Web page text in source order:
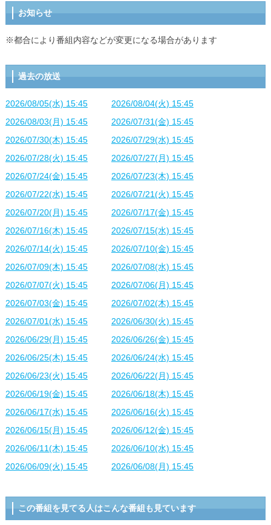
お知らせ
※都合により番組内容などが変更になる場合があります
過去の放送
2026/08/05(水) 15:45
2026/08/04(火) 15:45
2026/08/03(月) 15:45
2026/07/31(金) 15:45
2026/07/30(木) 15:45
2026/07/29(水) 15:45
2026/07/28(火) 15:45
2026/07/27(月) 15:45
2026/07/24(金) 15:45
2026/07/23(木) 15:45
2026/07/22(水) 15:45
2026/07/21(火) 15:45
2026/07/20(月) 15:45
2026/07/17(金) 15:45
2026/07/16(木) 15:45
2026/07/15(水) 15:45
2026/07/14(火) 15:45
2026/07/10(金) 15:45
2026/07/09(木) 15:45
2026/07/08(水) 15:45
2026/07/07(火) 15:45
2026/07/06(月) 15:45
2026/07/03(金) 15:45
2026/07/02(木) 15:45
2026/07/01(水) 15:45
2026/06/30(火) 15:45
2026/06/29(月) 15:45
2026/06/26(金) 15:45
2026/06/25(木) 15:45
2026/06/24(水) 15:45
2026/06/23(火) 15:45
2026/06/22(月) 15:45
2026/06/19(金) 15:45
2026/06/18(木) 15:45
2026/06/17(水) 15:45
2026/06/16(火) 15:45
2026/06/15(月) 15:45
2026/06/12(金) 15:45
2026/06/11(木) 15:45
2026/06/10(水) 15:45
2026/06/09(火) 15:45
2026/06/08(月) 15:45
この番組を見てる人はこんな番組も見ています